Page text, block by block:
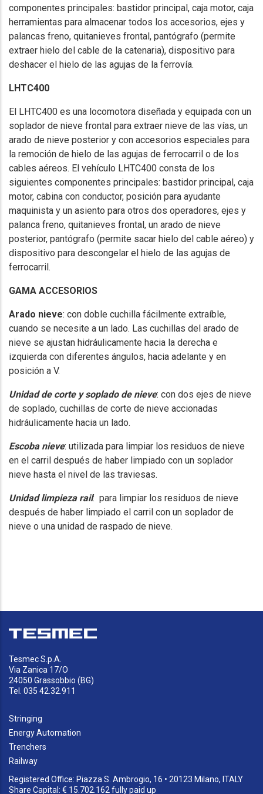
componentes principales: bastidor principal, caja motor, caja
herramientas para almacenar todos los accesorios, ejes y
palancas freno, quitanieves frontal, pantógrafo (permite
extraer hielo del cable de la catenaria), dispositivo para
deshacer el hielo de las agujas de la ferrovía.
LHTC400
El LHTC400 es una locomotora diseñada y equipada con un
soplador de nieve frontal para extraer nieve de las vías, un
arado de nieve posterior y con accesorios especiales para
la remoción de hielo de las agujas de ferrocarril o de los
cables aéreos. El vehículo LHTC400 consta de los
siguientes componentes principales: bastidor principal, caja
motor, cabina con conductor, posición para ayudante
maquinista y un asiento para otros dos operadores, ejes y
palanca freno, quitanieves frontal, un arado de nieve
posterior, pantógrafo (permite sacar hielo del cable aéreo) y
dispositivo para descongelar el hielo de las agujas de
ferrocarril.
GAMA ACCESORIOS
Arado nieve: con doble cuchilla fácilmente extraíble,
cuando se necesite a un lado. Las cuchillas del arado de
nieve se ajustan hidráulicamente hacia la derecha e
izquierda con diferentes ángulos, hacia adelante y en
posición a V.
Unidad de corte y soplado de nieve: con dos ejes de nieve
de soplado, cuchillas de corte de nieve accionadas
hidráulicamente hacia un lado.
Escoba nieve: utilizada para limpiar los residuos de nieve
en el carril después de haber limpiado con un soplador
nieve hasta el nivel de las traviesas.
Unidad limpieza rail: para limpiar los residuos de nieve
después de haber limpiado el carril con un soplador de
nieve o una unidad de raspado de nieve.
Tesmec S.p.A.
Via Zanica 17/O
24050 Grassobbio (BG)
Tel. 035 42.32.911
Stringing
Energy Automation
Trenchers
Railway
Registered Office: Piazza S. Ambrogio, 16 • 20123 Milano, ITALY
Share Capital: € 15.702.162 fully paid up